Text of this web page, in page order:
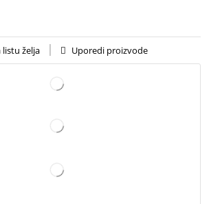
listu želja Uporedi proizvode